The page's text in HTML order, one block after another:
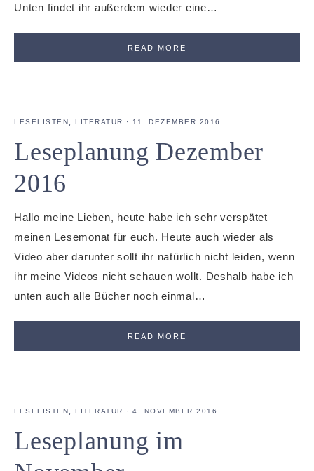
Unten findet ihr außerdem wieder eine…
READ MORE
LESELISTEN, LITERATUR · 11. DEZEMBER 2016
Leseplanung Dezember
2016
Hallo meine Lieben, heute habe ich sehr verspätet
meinen Lesemonat für euch. Heute auch wieder als
Video aber darunter sollt ihr natürlich nicht leiden, wenn
ihr meine Videos nicht schauen wollt. Deshalb habe ich
unten auch alle Bücher noch einmal…
READ MORE
LESELISTEN LITERATUR · 4. NOVEMBER 2016
Leseplanung im